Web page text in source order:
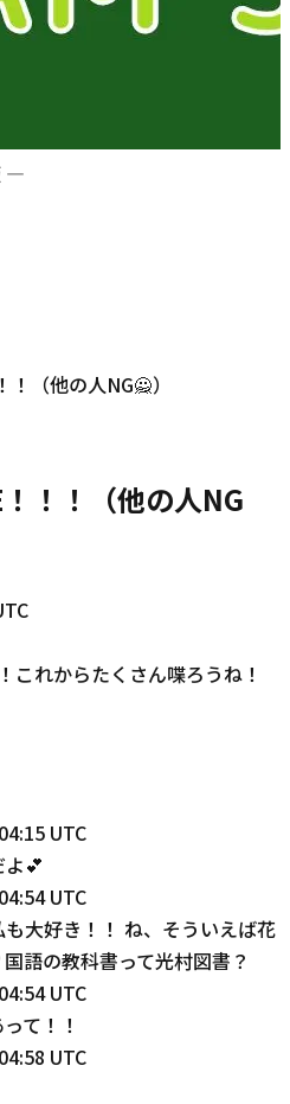
—
（他の人NG🙅）
！！（他の人NG
これからたくさん喋ろうね！
UTC
💕
UTC
大好き！！ ね、そういえば花
語の教科書って光村図書？
UTC
て！！
UTC